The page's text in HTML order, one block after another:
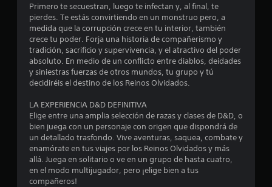
m
e
o
:
4
Primero te secuestran, luego te infectan y, al final, te
pierdes. Te estás convirtiendo en un monstruo pero, a
medida que la corrupción crece en tu interior, también
crece tu poder. Forja una historia de compañerismo y
tradición, sacrificio y supervivencia, y el atractivo del poder
absoluto. En medio de un conflicto entre diablos, deidades
y siniestras fuerzas de otros mundos, tu grupo y tú
decidiréis el destino de los Reinos Olvidados.
LA EXPERIENCIA D&D DEFINITIVA
Elige entre una amplia selección de razas y clases de D&D, o
bien juega con un personaje con origen que dispondrá de
un detallado trasfondo. Vive aventuras, saquea, combate y
enamórate en tus viajes por los Reinos Olvidados y más
allá. Juega en solitario o ve en un grupo de hasta cuatro,
en el modo multijugador, pero ¡elige bien a tus
compañeros!